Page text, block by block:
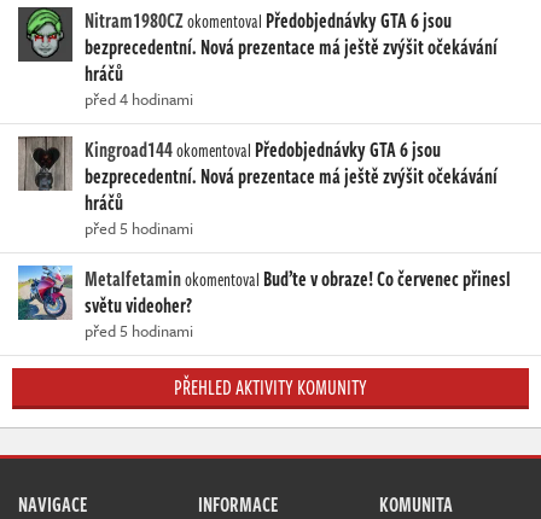
Nitram1980CZokomentoval Předobjednávky GTA 6 jsou
bezprecedentní. Nová prezentace má ještě zvýšit očekávání
hráčů
před 4 hodinami
Kingroad144okomentoval Předobjednávky GTA 6 jsou
bezprecedentní. Nová prezentace má ještě zvýšit očekávání
hráčů
před 5 hodinami
Metalfetaminokomentoval Buďte v obraze! Co červenec přinesl
světu videoher?
před 5 hodinami
PŘEHLED AKTIVITY KOMUNITY
NAVIGACE INFORMACE KOMUNITA